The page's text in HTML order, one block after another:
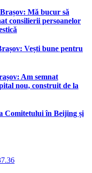
Mă bucur să
consilierii persoanelor
Vești bune pentru
Am semnat
nou, construit de la
Comitetului în Beijing și